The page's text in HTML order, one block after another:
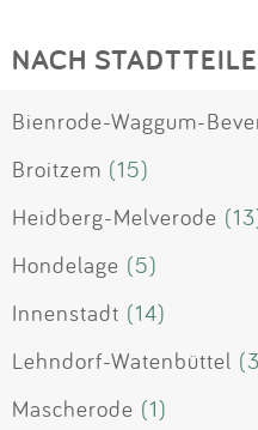
NACH
Bienrode-Waggum-
Broitzem (15)
Heidberg-Melverode
Hondelage (5)
Innenstadt (14)
Lehndorf-Watenbüttel
Mascherode (1)